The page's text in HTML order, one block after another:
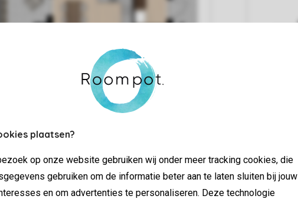
plaatsen?
op onze website gebruiken wij onder meer tracking cookies, die
gebruiken om de informatie beter aan te laten sluiten bij jouw
en om advertenties te personaliseren. Deze technologie